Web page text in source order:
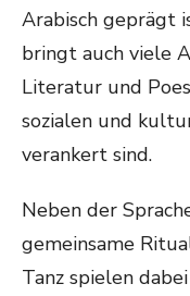
Arabisch geprägt
bringt auch viele
Literatur und
sozialen und
verankert sind.
Neben der
gemeinsame
Tanz spielen